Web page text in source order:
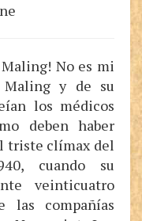
No es mi
y de su
los médicos
deben haber
triste clímax del
cuando su
veinticuatro
las compañías